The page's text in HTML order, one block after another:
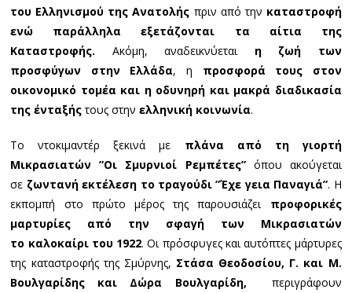
του Ελληνισμού της Ανατολής πριν από την καταστροφή
ενώ παράλληλα εξετάζονται τα αίτια της
Καταστροφής. Ακόμη, αναδεικνύεται η
ζωή των
προσφύγων στην Ελλάδα, η προσφορά τους στον
οικονομικό τομέα και η οδυνηρή και μακρά διαδικασία
της ένταξήςτους στηνελληνική κοινωνία.
Το ντοκιμαντέρ ξεκινά με πλάνα από τη γιορτή
Μικρασιατών ”Οι Σμυρνιοί Ρεμπέτες”όπου ακούγεται
σε ζωντανή εκτέλεση το τραγούδι ”Έχε γεια Παναγιά”. Η
εκπομπή στο πρώτο μέρος της παρουσιάζει προφορικές
μαρτυρίες από την σφαγή των Μικρασιατών
το καλοκαίρι του 1922. Οι πρόσφυγες και αυτόπτες μάρτυρες
της καταστροφής της Σμύρνης, Στάσα Θεοδοσίου, Γ. και Μ.
Βουλγαρίδης και Δώρα Βουλγαρίδη, περιγράφουν